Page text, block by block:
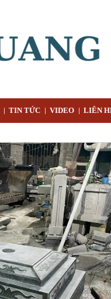
TIN TỨC VIDEO LIÊN